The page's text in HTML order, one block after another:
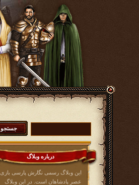
درباره وبلاگ
این وبلاگ رسمی نگارش پارسی بازی
عصر پادشاهان است. در این وبلاگ